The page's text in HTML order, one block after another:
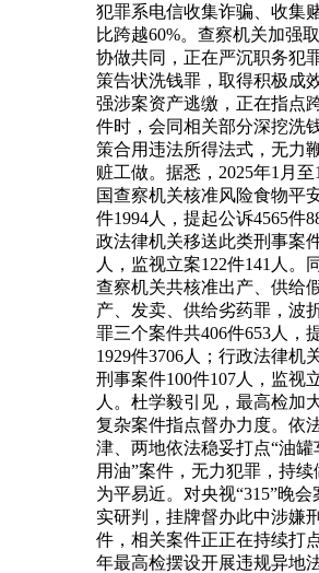
犯罪系电信收集诈骗、收集
比跨越60%。查察机关加强
协做共同，正在严沉职务犯
策告状洗钱罪，取得积极成
强涉案资产逃缴，正在指点
件时，会同相关部分深挖洗
策合用违法所得法式，无力
赃工做。据悉，2025年1月至
国查察机关核准风险食物平
件1994人，提起公诉4565件
政法律机关移送此类刑事案
人，监视立案122件141人。
查察机关共核准出产、供给
产、发卖、供给劣药罪，波
罪三个案件共406件653人，
1929件3706人；行政法律机
刑事案件100件107人，监视
人。杜学毅引见，最高检加
复杂案件指点督办力度。依
津、两地依法稳妥打点“油罐
用油”案件，无力犯罪，持续
为平易近。对央视“315”晚会
实研判，挂牌督办此中涉嫌
件，相关案件正正在持续打
年最高检摆设开展违规异地